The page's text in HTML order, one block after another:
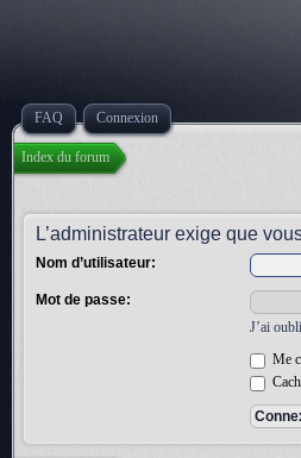
FAQ Connexion
Index du forum
L’administrateur exige que
Nom d’utilisateur:
Mot de passe:
J’ai
Me